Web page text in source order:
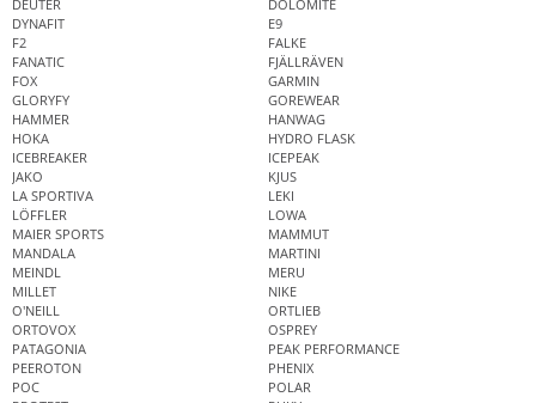
DEUTER
DOLOMITE
DYNAFIT
E9
F2
FALKE
FANATIC
FJÄLLRÄVEN
FOX
GARMIN
GLORYFY
GOREWEAR
HAMMER
HANWAG
HOKA
HYDRO FLASK
ICEBREAKER
ICEPEAK
JAKO
KJUS
LA SPORTIVA
LEKI
LÖFFLER
LOWA
MAIER SPORTS
MAMMUT
MANDALA
MARTINI
MEINDL
MERU
MILLET
NIKE
O'NEILL
ORTLIEB
ORTOVOX
OSPREY
PATAGONIA
PEAK PERFORMANCE
PEEROTON
PHENIX
POC
POLAR